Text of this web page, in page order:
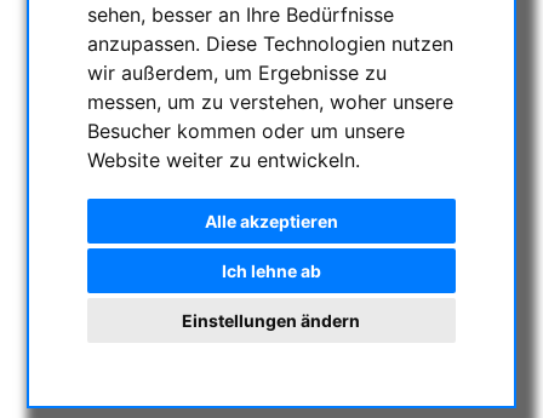
sehen, besser an Ihre Bedürfnisse
anzupassen. Diese Technologien nutzen
wir außerdem, um Ergebnisse zu
messen, um zu verstehen, woher unsere
Besucher kommen oder um unsere
Website weiter zu entwickeln.
Alle akzeptieren
Ich lehne ab
Einstellungen ändern
NACHTSICHTGERÄTE , WÄRMEKAMERAS &
ENTFERNUNGSMESSER
AKTUELLE ANGEBOTE
ASTROPROFESSIONAL TELESCOPES
SECONDHAND & LAGERBESTAND
APM PRODUKTE
ASTROEINSTIEG
SONNENBEOBACHTUNG
CMOS & CCD KAMERAS